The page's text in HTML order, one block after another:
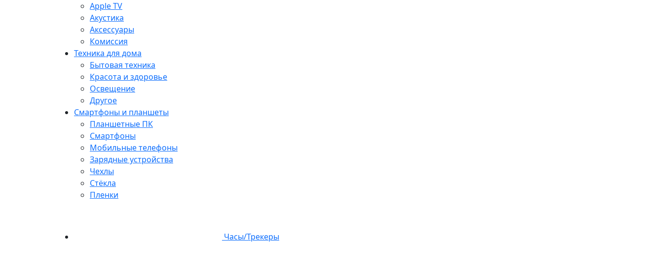
Apple TV
Акустика
Аксессуары
Комиссия
Техника для дома
Бытовая техника
Красота и здоровье
Освещение
Другое
Смартфоны и планшеты
Планшетные ПК
Смартфоны
Мобильные телефоны
Зарядные устройства
Чехлы
Стёкла
Пленки
Часы/Трекеры